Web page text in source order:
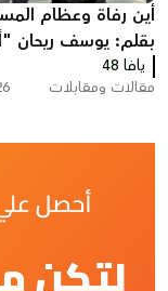
أين رفاة وعظام
بقلم: يوسف ريحان
حسام"
يافا 48
مقالات ومقابلات